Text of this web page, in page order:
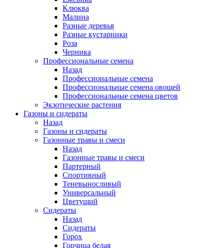
Клюква
Малина
Разные деревья
Разные кустарники
Роза
Черника
Профессиональные семена
Назад
Профессиональные семена
Профессиональные семена овощей
Профессиональные семена цветов
Экзотические растения
Газоны и сидераты
Назад
Газоны и сидераты
Газонные травы и смеси
Назад
Газонные травы и смеси
Партерный
Спортивный
Теневыносливый
Универсальный
Цветущий
Сидераты
Назад
Сидераты
Горох
Горчица белая